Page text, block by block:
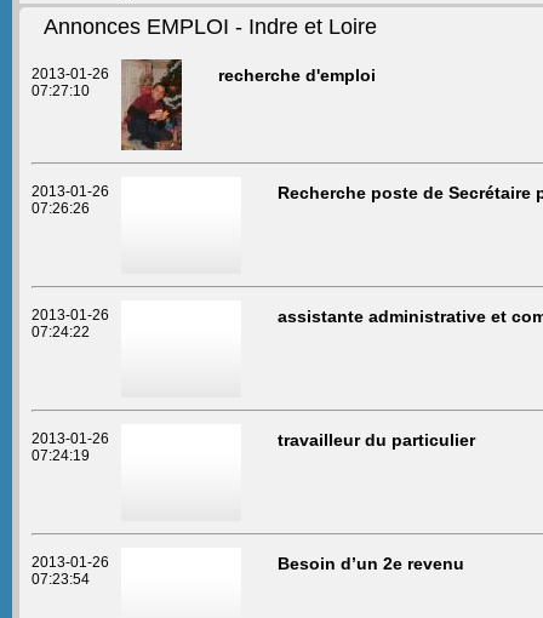
Annonces EMPLOI - Indre et Loire
2013-01-26
07:27:10
recherche d'emploi
2013-01-26
07:26:26
Recherche poste de Secrétaire
2013-01-26
07:24:22
assistante administrative et
2013-01-26
07:24:19
travailleur du particulier
2013-01-26
07:23:54
Besoin d’un 2e revenu